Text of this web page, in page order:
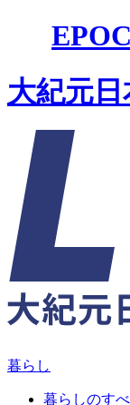
大紀元
暮らし
暮らしのす